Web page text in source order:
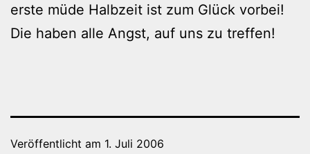
erste müde Halbzeit ist zum Glück vorbei!
Die haben alle Angst, auf uns zu treffen!
Veröffentlicht am 1. Juli 2006